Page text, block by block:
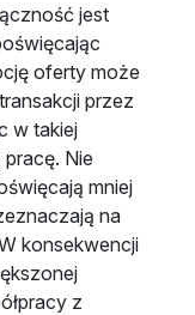
jest
oferty może
przez
w takiej
Nie
mniej
na
konsekwencji
z